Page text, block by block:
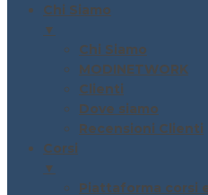
Chi Siamo
▼
Chi Siamo
MODINETWORK
Clienti
Dove siamo
Recensioni Clienti
Corsi
▼
Piattaforma corsi